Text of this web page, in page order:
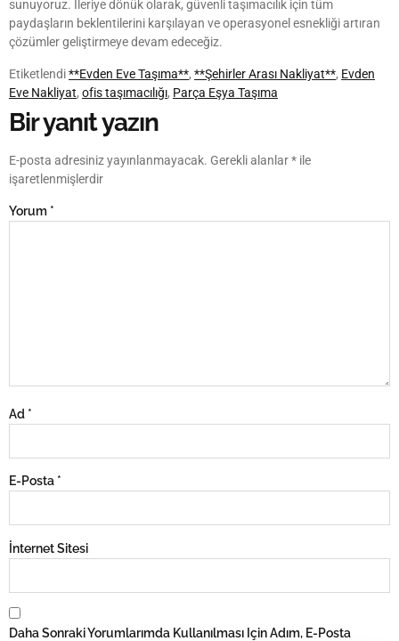
sunuyoruz. İleriye dönük olarak, güvenli taşımacılık için tüm
paydaşların beklentilerini karşılayan ve operasyonel esnekliği artıran
çözümler geliştirmeye devam edeceğiz.
Etiketlendi**Evden Eve Taşıma**, **Şehirler Arası Nakliyat**, Evden
Eve Nakliyat, ofis taşımacılığı, Parça Eşya Taşıma
Bir yanıt yazın
E-posta adresiniz yayınlanmayacak. Gerekli alanlar* ile
işaretlenmişlerdir
Yorum *
Ad *
E-Posta *
İnternet Sitesi
Daha Sonraki Yorumlarımda Kullanılması Için Adım, E-Posta